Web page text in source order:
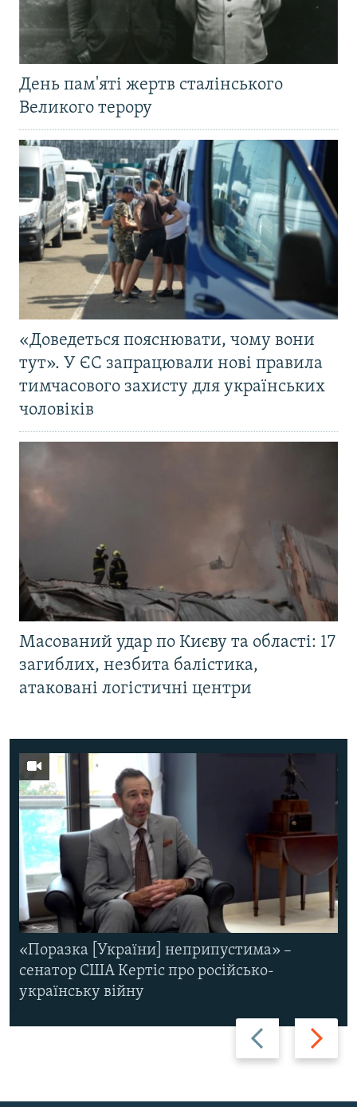
День пам'яті жертв сталінського
Великого терору
«Доведеться пояснювати, чому вони
тут». У ЄС запрацювали нові правила
тимчасового захисту для українських
чоловіків
Масований удар по Києву та області: 17
загиблих, незбита балістика,
атаковані логістичні центри
Назад Вперед
«Поразка [України] неприпустима» –
сенатор США Кертіс про російсько-
українську війну